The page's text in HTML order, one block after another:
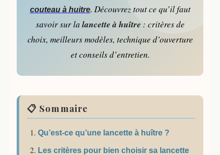
couteau à huitre. Découvrez tout ce qu’il faut
savoir sur la lancette à huître : critères de
choix, meilleurs modèles, technique d’ouverture
et conseils d’entretien.
📋 Sommaire
Qu’est-ce qu’une lancette à huître ?
Les critères pour bien choisir sa lancette